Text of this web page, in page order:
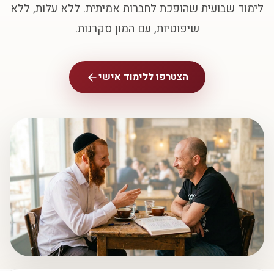
לימוד שבועית שהופכת לחברות אמיתית. ללא עלות, ללא
שיפוטיות, עם המון סקרנות.
הצטרפו ללימוד אישי